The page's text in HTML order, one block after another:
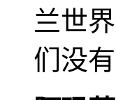
兰世
们没